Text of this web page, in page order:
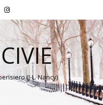
(J-L. Nancy)